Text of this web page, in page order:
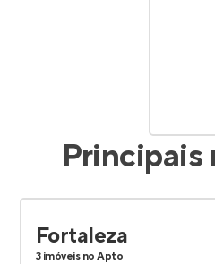
Principais
Fortaleza
3 imóveis no Apto